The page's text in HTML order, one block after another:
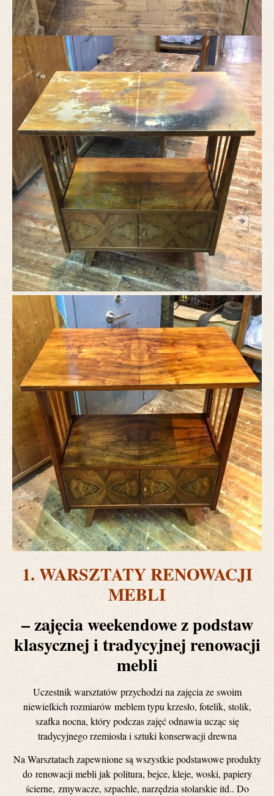
1. WARSZTATY RENOWACJI
MEBLI
– zajęcia weekendowe z podstaw
klasycznej i tradycyjnej renowacji
mebli
Uczestnik warsztatów przychodzi na zajęcia ze swoim
niewielkich rozmiarów meblem typu krzesło, fotelik, stolik,
szafka nocna, który podczas zajęć odnawia ucząc się
tradycyjnego rzemiosła i sztuki konserwacji drewna
Na Warsztatach zapewnione są wszystkie podstawowe produkty
do renowacji mebli jak politura, bejce, kleje, woski, papiery
ścierne, zmywacze, szpachle, narzędzia stolarskie itd.. Do